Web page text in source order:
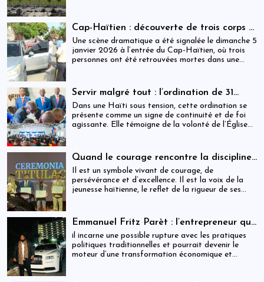
Cap-Haïtien : découverte de trois corps à
l’intérieur d’un véhicule
Une scène dramatique a été signalée le dimanche 5
janvier 2026 à l’entrée du Cap-Haïtien, où trois
personnes ont été retrouvées mortes dans une
Servir malgré tout : l’ordination de 31
ministres dans une Haïti sous tension
Dans une Haïti sous tension, cette ordination se
présente comme un signe de continuité et de foi
agissante. Elle témoigne de la volonté de l’Église
Quand le courage rencontre la discipline :
Cliff EXAVIER, de Delmas au Chili, un
symbole de rigueur et de réussite
Il est un symbole vivant de courage, de
persévérance et d’excellence. Il est la voix de la
jeunesse haïtienne, le reflet de la rigueur de ses
aujourd’hui avec la gloire méritée, l’honneur
familial, et la fierté d’Haïti dans son cœur.
Emmanuel Fritz Parèt : l’entrepreneur qui
vise la Primature haïtienne
il incarne une possible rupture avec les pratiques
politiques traditionnelles et pourrait devenir le
moteur d’une transformation économique et